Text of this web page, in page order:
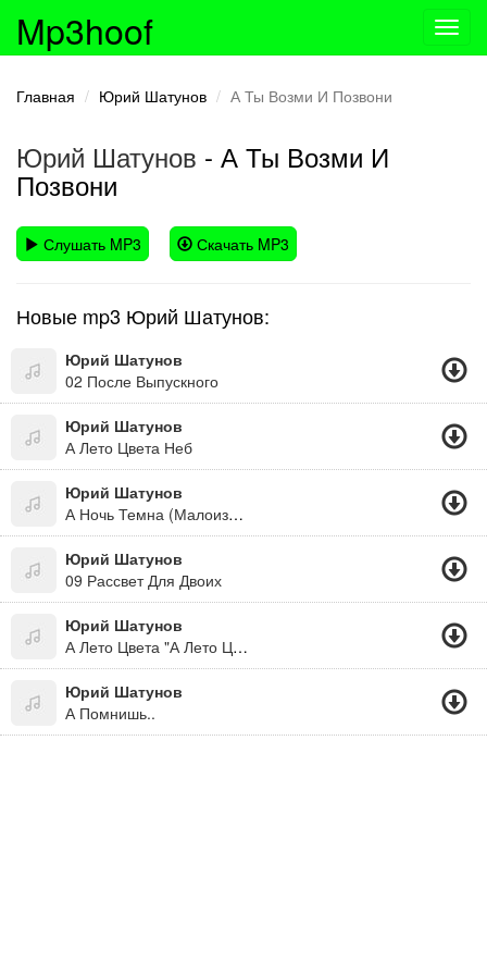
Mp3hoof
Главная Юрий Шатунов А Ты Возми И Позвони
Юрий Шатунов - А Ты Возми И
Позвони
Слушать MP3 Скачать MP3
Новые mp3 Юрий Шатунов:
Юрий Шатунов
02 После Выпускного
Юрий Шатунов
А Лето Цвета Неб
Юрий Шатунов
А Ночь Темна (Малоизвестные Песни)
Юрий Шатунов
09 Рассвет Для Двоих
Юрий Шатунов
А Лето Цвета "А Лето Цвета Неба - Огромное И Синее А Лето Цвета Солнца - Золотом Расшитое А Лето Цвета Ивы - Зеленое, Красивое А Лето Цвета Счастья - Почти Неуловимое... "((Новинка 2012))
Юрий Шатунов
А Помнишь..